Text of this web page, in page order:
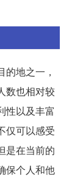
地之一，
数也相对较
性以及丰富
仅可以感受
是在当前的
保个人和他